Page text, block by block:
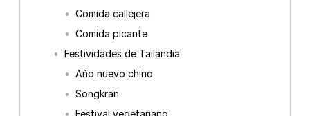
Comida callejera
Comida picante
Festividades de Tailandia
Año nuevo chino
Songkran
Festival vegetariano